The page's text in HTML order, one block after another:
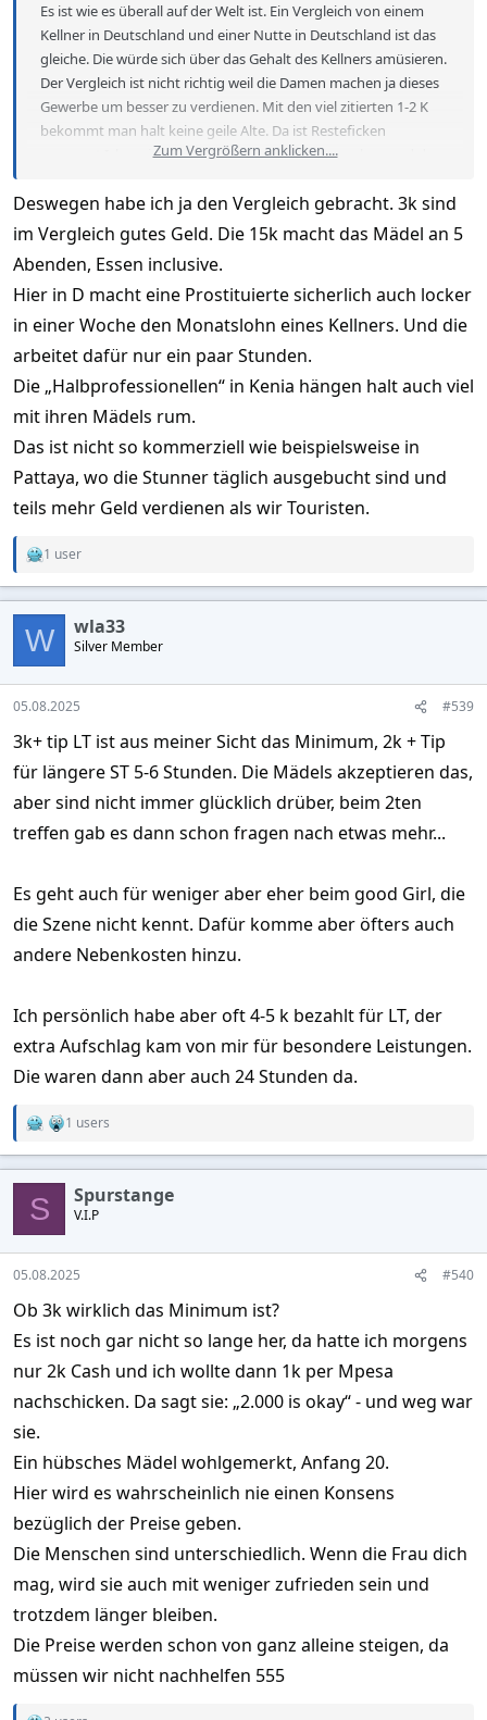
Es ist wie es überall auf der Welt ist. Ein Vergleich von einem
Kellner in Deutschland und einer Nutte in Deutschland ist das
gleiche. Die würde sich über das Gehalt des Kellners amüsieren.
Der Vergleich ist nicht richtig weil die Damen machen ja dieses
Gewerbe um besser zu verdienen. Mit den viel zitierten 1-2 K
bekommt man halt keine geile Alte. Da ist Resteficken
angesagt.Ich meine da 3-5 K abhängig vom aussehen und der
Zum Vergrößern anklicken....
Deswegen habe ich ja den Vergleich gebracht. 3k sind
im Vergleich gutes Geld. Die 15k macht das Mädel an 5
Abenden, Essen inclusive.
Hier in D macht eine Prostituierte sicherlich auch locker
in einer Woche den Monatslohn eines Kellners. Und die
arbeitet dafür nur ein paar Stunden.
Die „Halbprofessionellen“ in Kenia hängen halt auch viel
mit ihren Mädels rum.
Das ist nicht so kommerziell wie beispielsweise in
Pattaya, wo die Stunner täglich ausgebucht sind und
teils mehr Geld verdienen als wir Touristen.
R
a
c
t
o
n
s
1 user
W wla33
Silver Member
05.08.2025 #539
3k+ tip LT ist aus meiner Sicht das Minimum, 2k + Tip
für längere ST 5-6 Stunden. Die Mädels akzeptieren das,
aber sind nicht immer glücklich drüber, beim 2ten
treffen gab es dann schon fragen nach etwas mehr...
Es geht auch für weniger aber eher beim good Girl, die
die Szene nicht kennt. Dafür komme aber öfters auch
andere Nebenkosten hinzu.
Ich persönlich habe aber oft 4-5 k bezahlt für LT, der
extra Aufschlag kam von mir für besondere Leistungen.
Die waren dann aber auch 24 Stunden da.
R
a
c
o
n
s
1 users
S Spurstange
V.I.P
05.08.2025 #540
Ob 3k wirklich das Minimum ist?
Es ist noch gar nicht so lange her, da hatte ich morgens
nur 2k Cash und ich wollte dann 1k per Mpesa
nachschicken. Da sagt sie: „2.000 is okay“ - und weg war
sie.
Ein hübsches Mädel wohlgemerkt, Anfang 20.
Hier wird es wahrscheinlich nie einen Konsens
bezüglich der Preise geben.
Die Menschen sind unterschiedlich. Wenn die Frau dich
mag, wird sie auch mit weniger zufrieden sein und
trotzdem länger bleiben.
Die Preise werden schon von ganz alleine steigen, da
müssen wir nicht nachhelfen 555